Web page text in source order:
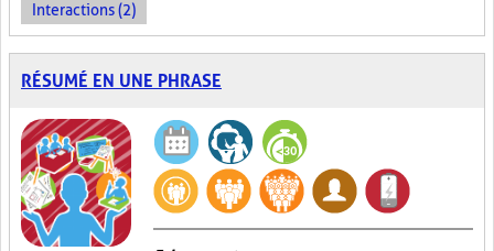
Interactions (2)
RÉSUMÉ EN UNE PHRASE